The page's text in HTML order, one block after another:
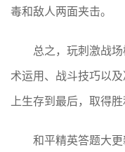
毒和敌人两面夹击。
总之，玩刺激战
术运用、战斗技巧以
上生存到最后，取得胜
和平精英答题大